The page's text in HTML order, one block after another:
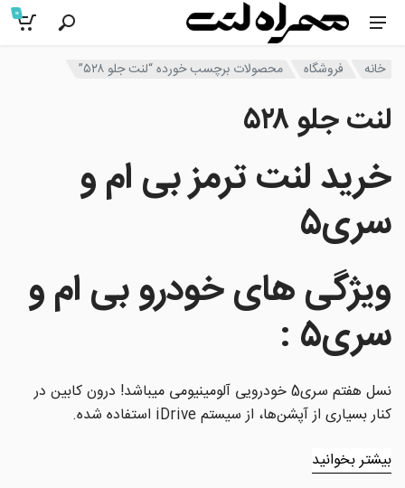
0
خانه فروشگاه محصولات برچسب خورده “لنت جلو ۵۲۸”
لنت جلو ۵۲۸
خرید لنت ترمز بی ام و
سری۵
ویژگی های خودروبی ام و
سری۵ :
نسل هفتم سری5 خودرویی آلومینیومی میباشد! درون کابین در
کنار بسیاری از آپشن‌ها، از سیستم iDrive استفاده شده.
بیشتر بخوانید